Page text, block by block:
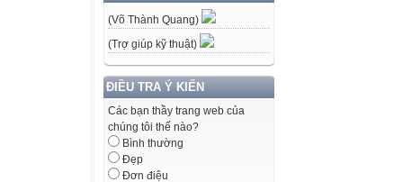
(Võ Thành Quang)
(Trợ giúp kỹ thuật)
ĐIỀU TRA Ý KIẾN
Các bạn thầy trang web của
chúng tôi thế nào?
Bình thường
Đẹp
Đơn điệu